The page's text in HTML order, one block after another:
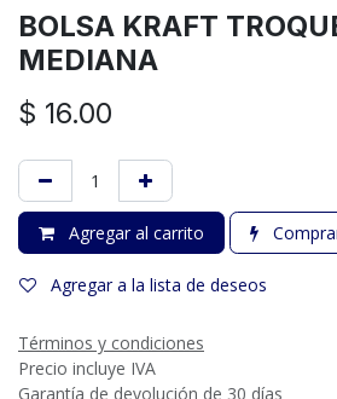
BOLSA KRAFT
MEDIANA
$ 16.00
Agregar al carrito
Agregar a la lista de deseos
Términos y condiciones
Precio incluye IVA
Garantía de devolución de 30 días